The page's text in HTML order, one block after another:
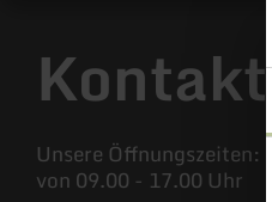
Kontakt
Unsere Öffnungszeiten:
von 09.00 - 17.00 Uhr